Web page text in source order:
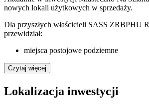
nowych lokali użytkowych w sprzedaży.
Dla przyszłych właścicieli SASS ZRBPHU
przewidział:
miejsca postojowe podziemne
Czytaj więcej
Lokalizacja inwestycji